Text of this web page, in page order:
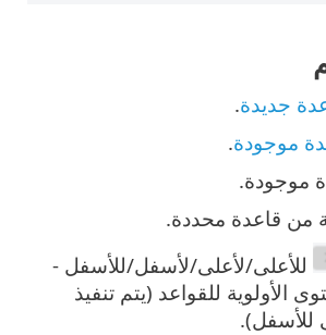
جديدة.
موجودة.
موجودة.
من قاعدة محددة.
للأعلى/لأعلى/لأسفل/للأسفل -
الأولوية للقواعد (يتم تنفيذ
للأسفل).